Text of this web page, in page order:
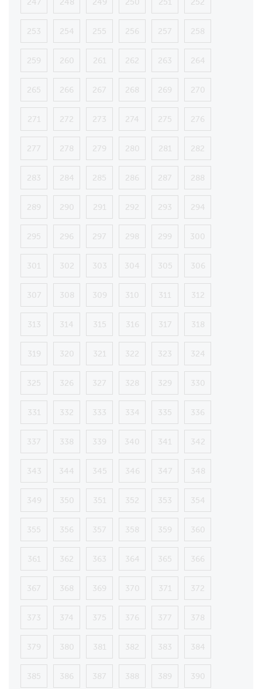
247 248 249 250 251 252
253 254 255 256 257 258
259 260 261 262 263 264
265 266 267 268 269 270
271 272 273 274 275 276
277 278 279 280 281 282
283 284 285 286 287 288
289 290 291 292 293 294
295 296 297 298 299 300
301 302 303 304 305 306
307 308 309 310 311 312
313 314 315 316 317 318
319 320 321 322 323 324
325 326 327 328 329 330
331 332 333 334 335 336
337 338 339 340 341 342
343 344 345 346 347 348
349 350 351 352 353 354
355 356 357 358 359 360
361 362 363 364 365 366
367 368 369 370 371 372
373 374 375 376 377 378
379 380 381 382 383 384
385 386 387 388 389 390